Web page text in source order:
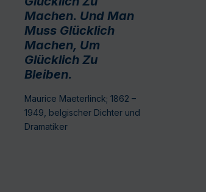
Machen. Und Man
Muss Glücklich
Machen, Um
Glücklich Zu
Bleiben.
Maurice Maeterlinck; 1862 –
1949, belgischer Dichter und
Dramatiker